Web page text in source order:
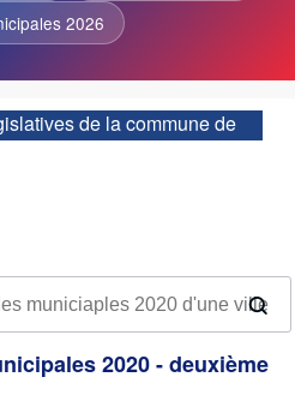
2026
de la commune de
2020 - deuxième